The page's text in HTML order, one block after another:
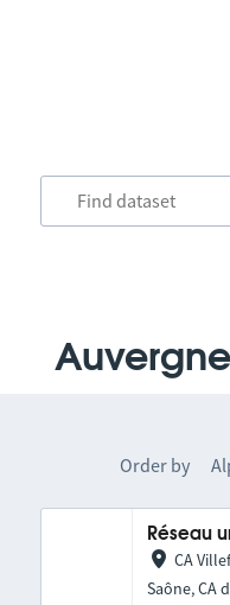
Order by
Réseau
CA
Saône, CA